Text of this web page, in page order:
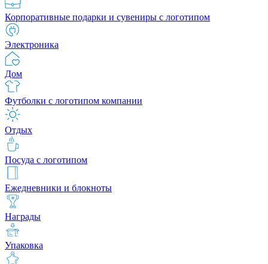
Корпоративные подарки и сувениры с логотипом
Электроника
Дом
Футболки с логотипом компании
Отдых
Посуда с логотипом
Ежедневники и блокноты
Награды
Упаковка